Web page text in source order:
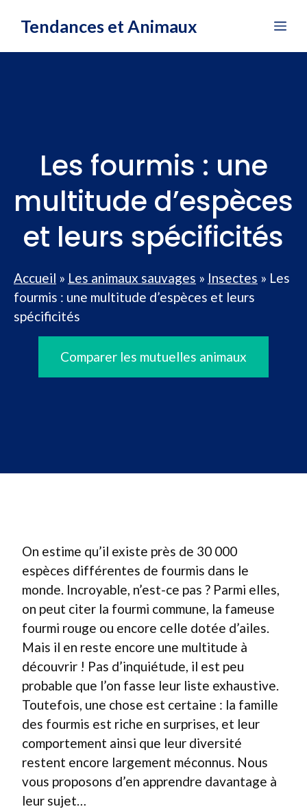
Tendances et Animaux
Les fourmis : une
multitude d’espèces
et leurs spécificités
Accueil » Les animaux sauvages » Insectes » Les
fourmis : une multitude d’espèces et leurs
spécificités
Comparer les mutuelles animaux
On estime qu’il existe près de 30 000
espèces différentes de fourmis dans le
monde. Incroyable, n’est-ce pas ? Parmi elles,
on peut citer la fourmi commune, la fameuse
fourmi rouge ou encore celle dotée d’ailes.
Mais il en reste encore une multitude à
découvrir ! Pas d’inquiétude, il est peu
probable que l’on fasse leur liste exhaustive.
Toutefois, une chose est certaine : la famille
des fourmis est riche en surprises, et leur
comportement ainsi que leur diversité
restent encore largement méconnus. Nous
vous proposons d’en apprendre davantage à
leur sujet…